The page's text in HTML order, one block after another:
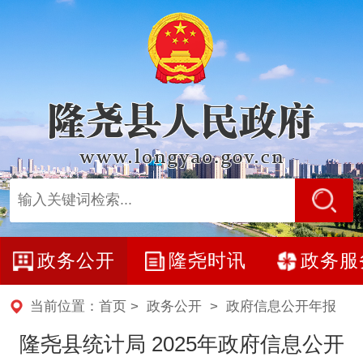
政务公开 隆尧时讯 政务服
当前位置： 首页 > 政务公开> 政府信息公开年报
隆尧县统计局 2025年政府信息公开